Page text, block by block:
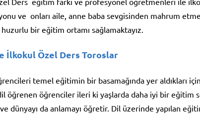
ve onları aile, anne baba sevgisinden mahrum
bir eğitim ortamı sağlamaktayız.
İlkokul Özel Ders Toroslar
temel eğitimin bir basamağında yer aldıkları
öğrenen öğrenciler ileri ki yaşlarda daha iyi bir eğitim
dünyayı da anlamayı öğretir. Dil üzerinde yapılan